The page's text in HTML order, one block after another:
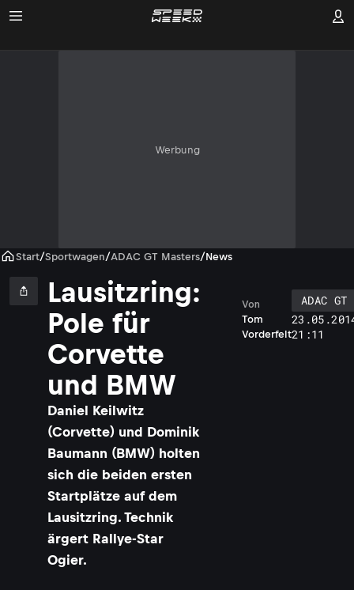
Werbung
Start/Sportwagen/ADAC GT Masters/News
Lausitzring:
Pole für
Corvette
und BMW
Daniel Keilwitz
(Corvette) und Dominik
Baumann (BMW) holten
sich die beiden ersten
Startplätze auf dem
Lausitzring. Technik
ärgert Rallye-Star
Ogier.
Tom
Vorderfelt
Von
ADAC GT
21:11